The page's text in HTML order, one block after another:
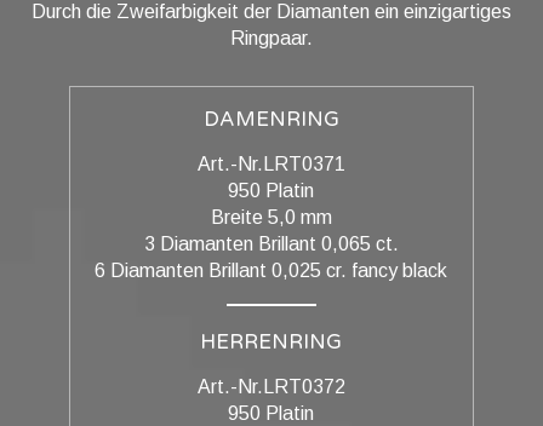
Durch die Zweifarbigkeit der Diamanten ein einzigartiges
Ringpaar.
DAMENRING
Art.-Nr.LRT0371
950 Platin
Breite 5,0 mm
3 Diamanten Brillant 0,065 ct.
6 Diamanten Brillant 0,025 cr. fancy black
HERRENRING
Art.-Nr.LRT0372
950 Platin